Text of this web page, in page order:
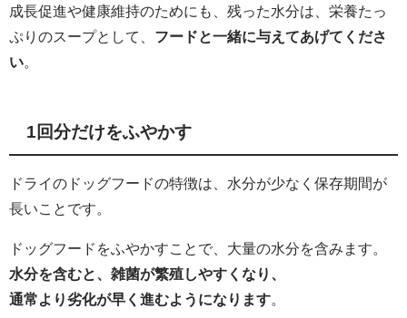
成長促進や健康維持のためにも、残った水分は、栄養たっ
ぷりのスープとして、 フードと一緒に与えてあげてくださ
い
1回分だけをふやかす
ドライのドッグフードの特徴は、水分が少なく保存期間が
長いことです。
ドッグフードをふやかすことで、大量の水分を含みます。
水分を含むと、雑菌が繁殖しやすくなり、
通常より劣化が早く進むようになります